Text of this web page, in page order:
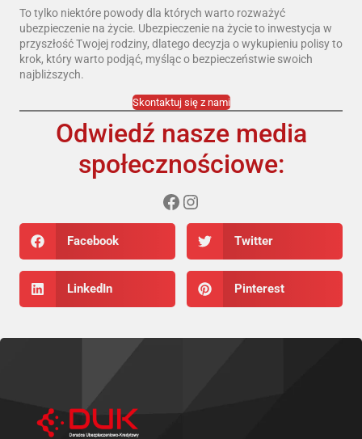
To tylko niektóre powody dla których warto rozważyć
ubezpieczenie na życie. Ubezpieczenie na życie to inwestycja w
przyszłość Twojej rodziny, dlatego decyzja o wykupieniu polisy to
krok, który warto podjąć, myśląc o bezpieczeństwie swoich
najbliższych.
Skontaktuj się z nami
Odwiedź nasze media
społecznościowe:
Facebook Twitter
LinkedIn Pinterest